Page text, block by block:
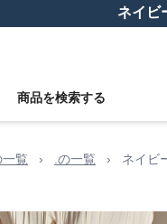
ネイビ
商品を検索する
覧 › .の一覧 › ネイビ